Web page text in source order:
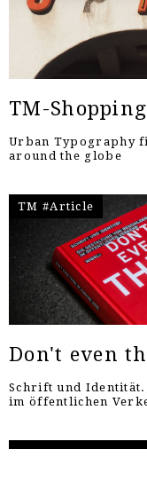
TM-
Urban Typography
around the globe
TM #Article
Don't even
Schrift und Identität.
im öffentlichen